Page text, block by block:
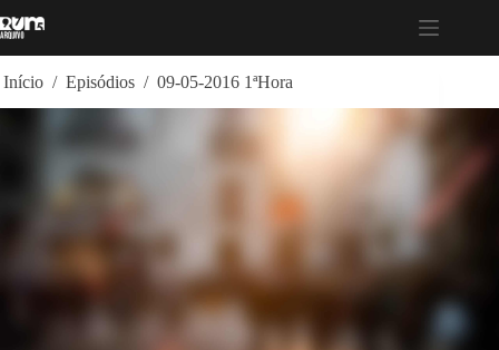
para
Início / Episódios / 09-05-2016 1ªHora